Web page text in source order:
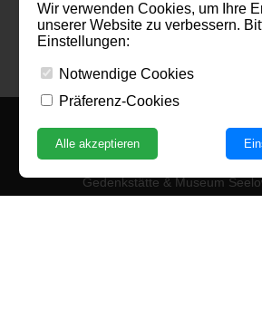
Gedenkstätte & Museum
Wir verwenden Cookies, um Ihre
unserer Website zu verbessern.
Einstellungen:
Notwendige Cookies
Präferenz-Cookies
Alle akzeptieren